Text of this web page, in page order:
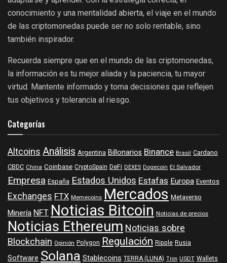
conocimiento y una mentalidad abierta, el viaje en el mundo
de las criptomonedas puede ser no solo rentable, sino
también inspirador.
Recuerda siempre que en el mundo de las criptomonedas,
la información es tu mejor aliada y la paciencia, tu mayor
virtud. Mantente informado y toma decisiones que reflejen
tus objetivos y tolerancia al riesgo.
Categorías
AltcoinsAnálisis Argentina Billonarios Binance Brasil Cardano
CBDC China Coinbase CryptoSpain DeFi DEXES Dogecoin El Salvador
Empresa España Estados UnidosEstafasEuropa Eventos
ExchangesFTX Memecoins Mercados Metaverso
MineríaNFTNoticias Bitcoin Noticias de precios
Noticias EthereumNoticias sobre
Blockchain Opinión Polygon Regulación Ripple Rusia
Software SolanaStablecoins TERRA (LUNA) Tron USDT Wallets